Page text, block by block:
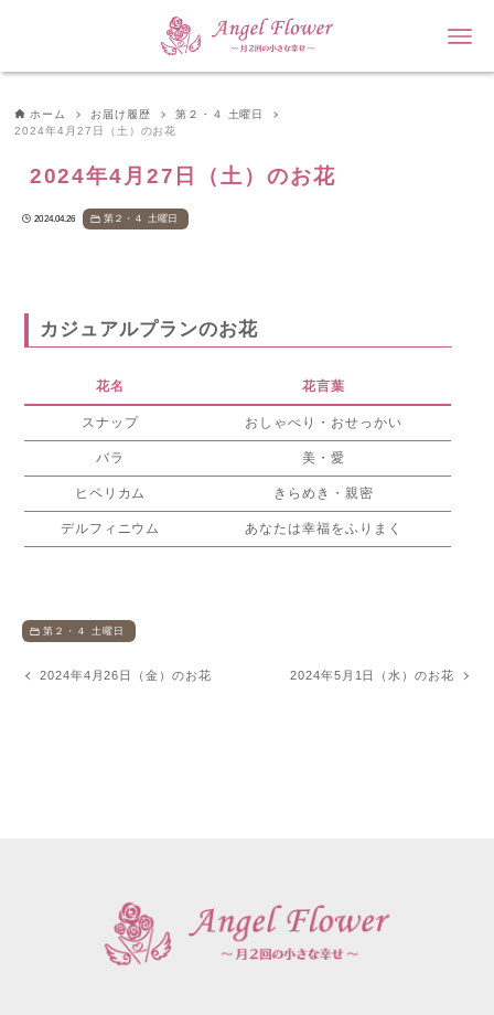
ホーム お届け履歴
第２・４ 土曜日
2024年4月27日（土）のお花
2024年4月27日（土）のお花
2024.04.26 第２・４ 土曜日
カジュアルプランのお花
花名 花言葉
スナップ おしゃべり・おせっかい
バラ 美・愛
ヒペリカム きらめき・親密
デルフィニウム あなたは幸福をふりまく
第２・４ 土曜日
2024年4月26日（金）のお花 2024年5月1日（水）のお花